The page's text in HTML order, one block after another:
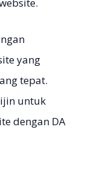
yang
tepat.
untuk
dengan DA